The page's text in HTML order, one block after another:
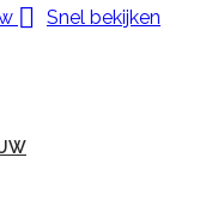

Snel bekijken